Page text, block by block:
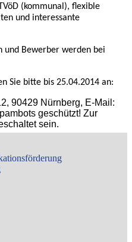
(kommunal), flexible
und interessante
und Bewerber werden bei
Sie bitte bis 25.04.2014 an:
90429 Nürnberg, E-Mail:
geschützt! Zur
sein.